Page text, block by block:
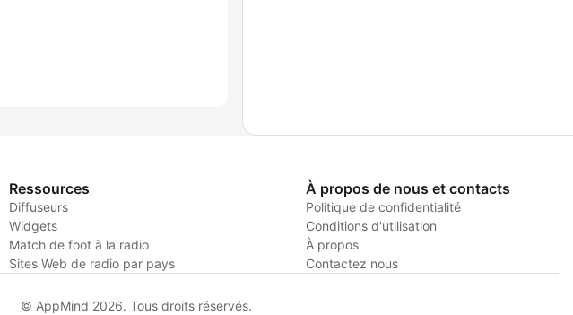
Ressources
Diffuseurs
Widgets
Match de foot à la radio
Sites Web de radio par pays
À propos de nous et contacts
Politique de confidentialité
Conditions d'utilisation
À propos
Contactez nous
© AppMind 2026. Tous droits réservés.